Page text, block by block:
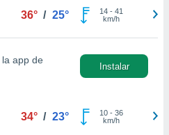
36° / 25° 14- 41
km/h
la app de
Instalar
34° / 23° 10- 36
km/h